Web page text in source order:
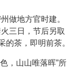
做地方官时建。
三日，节后另取
的茶，即明前茶。
，山山唯落晖”所